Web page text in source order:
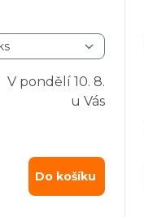
V pondělí 10. 8.
u Vás
Do košíku